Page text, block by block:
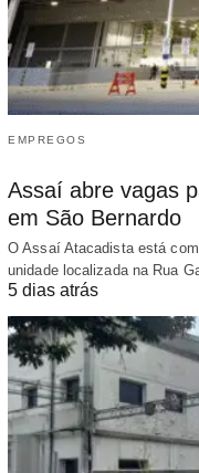
EMPREGOS
Assaí abre vagas
em São Bernardo
O Assaí Atacadista está
unidade localizada na Rua
5 dias atrás